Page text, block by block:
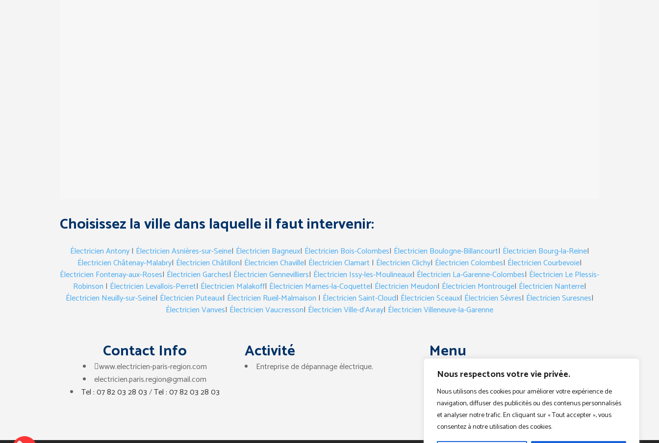
Nous respectons votre vie privée.
Nous utilisons des cookies pour améliorer votre expérience de
navigation, diffuser des publicités ou des contenus personnalisés
et analyser notre trafic. En cliquant sur « Tout accepter », vous
consentez à notre utilisation des cookies.
Choisissez la ville dans laquelle il faut intervenir:
Électricien Antony| Électricien Asnières-sur-Seine| Électricien Bagneux| Électricien Bois-Colombes| Électricien Boulogne-Billancourt| Électricien Bourg-la-Reine|
Électricien Châtenay-Malabry| Électricien Châtillon| Électricien Chaville| Électricien Clamart | Électricien Clichy| Électricien Colombes| Électricien Courbevoie|
Électricien Fontenay-aux-Roses| Électricien Garches| Électricien Gennevilliers| Électricien Issy-les-Moulineaux| Électricien La-Garenne-Colombes| Électricien Le Plessis-
Robinson | Électricien Levallois-Perret| Électricien Malakoff| Électricien Marnes-la-Coquette| Électricien Meudon| Électricien Montrouge| Électricien Nanterre|
Électricien Neuilly-sur-Seine| Électricien Puteaux| Électricien Rueil-Malmaison | Électricien Saint-Cloud| Électricien Sceaux| Électricien Sèvres| Électricien Suresnes|
Électricien Vanves| Électricien Vaucresson| Électricien Ville-d’Avray| Électricien Villeneuve-la-Garenne
Contact Info
www.electricien-paris-region.com
electricien.paris.region@gmail.com
Tel : 07 82 03 28 03/Tel : 07 82 03 28 03
Activité
Entreprise de dépannage électrique.
Menu
Dépannage
Urgences
Devis
Contact